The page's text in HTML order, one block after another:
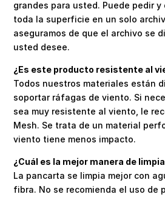
grandes para usted. Puede pedir
toda la superficie en un solo
aseguramos de que el archivo se
usted desee.
¿Es este producto resistente al
Todos nuestros materiales están
soportar ráfagas de viento. Si
sea muy resistente al viento, le
Mesh. Se trata de un material
viento tiene menos impacto.
¿Cuál es la mejor manera de
La pancarta se limpia mejor con
fibra. No se recomienda el uso de